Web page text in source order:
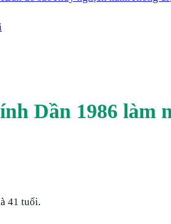
Dần 1986 làm
41 tuổi.